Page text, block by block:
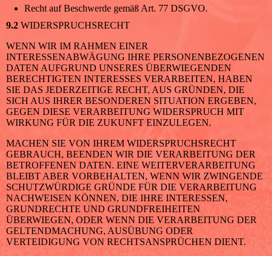
Recht auf Beschwerde gemäß Art. 77 DSGVO.
9.2 WIDERSPRUCHSRECHT
WENN WIR IM RAHMEN EINER
INTERESSENABWÄGUNG IHRE PERSONENBEZOGENEN
DATEN AUFGRUND UNSERES ÜBERWIEGENDEN
BERECHTIGTEN INTERESSES VERARBEITEN, HABEN
SIE DAS JEDERZEITIGE RECHT, AUS GRÜNDEN, DIE
SICH AUS IHRER BESONDEREN SITUATION ERGEBEN,
GEGEN DIESE VERARBEITUNG WIDERSPRUCH MIT
WIRKUNG FÜR DIE ZUKUNFT EINZULEGEN.
MACHEN SIE VON IHREM WIDERSPRUCHSRECHT
GEBRAUCH, BEENDEN WIR DIE VERARBEITUNG DER
BETROFFENEN DATEN. EINE WEITERVERARBEITUNG
BLEIBT ABER VORBEHALTEN, WENN WIR ZWINGENDE
SCHUTZWÜRDIGE GRÜNDE FÜR DIE VERARBEITUNG
NACHWEISEN KÖNNEN, DIE IHRE INTERESSEN,
GRUNDRECHTE UND GRUNDFREIHEITEN
ÜBERWIEGEN, ODER WENN DIE VERARBEITUNG DER
GELTENDMACHUNG, AUSÜBUNG ODER
VERTEIDIGUNG VON RECHTSANSPRÜCHEN DIENT.